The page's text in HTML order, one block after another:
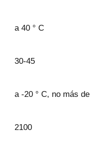
a 40 ° C
30-45
a -20 ° C, no más de
2100